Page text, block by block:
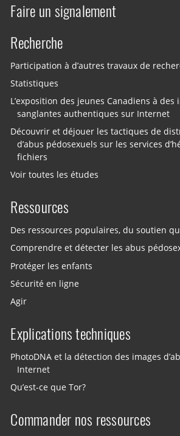
Faire un signalement
Recherche
Participation à d’autres travaux de
Statistiques
L’exposition des jeunes Canadiens à des
sanglantes authentiques sur Internet
Découvrir et déjouer les tactiques de
d’abus pédosexuels sur les services
fichiers
Voir toutes les études
Ressources
Des ressources populaires, du soutien
Comprendre et détecter les abus
Protéger les enfants
Sécurité en ligne
Agir
Explications techniques
PhotoDNA et la détection des images
Internet
Qu’est-ce que Tor?
Commander nos ressources